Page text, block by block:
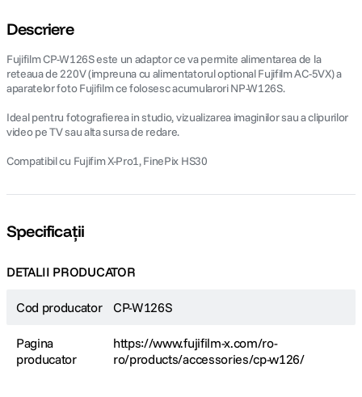
Descriere
Fujifilm CP-W126S este un adaptor ce va permite alimentarea de la
reteaua de 220V (impreuna cu alimentatorul optional Fujifilm AC-5VX) a
aparatelor foto Fujifilm ce folosesc acumularori NP-W126S.
Ideal pentru fotografierea in studio, vizualizarea imaginilor sau a clipurilor
video pe TV sau alta sursa de redare.
Compatibil cu Fujifim X-Pro1, FinePix HS30
Specificații
DETALII PRODUCATOR
Cod producator CP-W126S
Pagina
producator
https://www.fujifilm-x.com/ro-
ro/products/accessories/cp-w126/